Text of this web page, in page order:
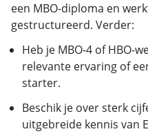
een MBO-diploma en
gestructureerd. Verder:
Heb je MBO-4 of HBO-
relevante ervaring of
starter.
Beschik je over sterk
uitgebreide kennis van